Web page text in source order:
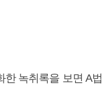
한 녹취록을 보면 A법